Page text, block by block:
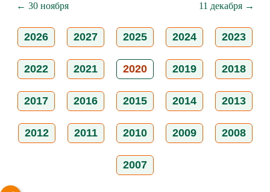
← 30 ноября 11 декабря →
2026 2027 2025 2024 2023
2022 2021 2020 2019 2018
2017 2016 2015 2014 2013
2012 2011 2010 2009 2008
2007